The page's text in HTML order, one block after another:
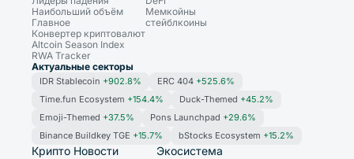
Наибольший объём
Главное
Конвертер криптовалют
Altcoin Season Index
RWA Tracker
Мемкойны
стейблкоины
Актуальные секторы
IDR Stablecoin +902.8% ERC 404 +525.6%
Time.fun Ecosystem +154.4% Duck-Themed +45.2%
Emoji-Themed +37.5% Pons Launchpad +29.6%
Binance Buildkey TGE +15.7% bStocks Ecosystem +15.2%
Крипто Новости Экосистема